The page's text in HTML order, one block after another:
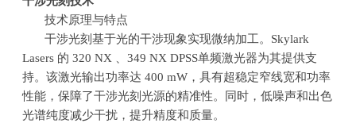
技术原理与特点
干涉光刻基于光的干涉现象实现微纳加工。 Skylark
Lasers 的 320 NX 、349 NX DPSS单频激光器为其提供支
持。该激光输出功率达 400 mW ，具有超稳定窄线宽和功率
性能，保障了干涉光刻光源的精准性。同时，低噪声和出色
光谱纯度减少干扰，提升精度和质量。